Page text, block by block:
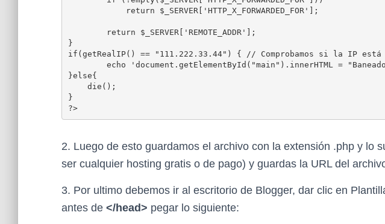
return $_SERVER['HTTP_X_FORWARDED_FOR'];
return $_SERVER['REMOTE_ADDR'];
}
if(getRealIP() == "111.222.33.44") { // Comprobamos si la IP está
echo 'document.getElementById("main").innerHTML =
}else{
die();
}
?>
2. Luego de esto guardamos el archivo con la extensión .php y lo
ser cualquier hosting gratis o de pago) y guardas la URL del
3. Por ultimo debemos ir al escritorio de Blogger, dar clic en
antes de </head> pegar lo siguiente: